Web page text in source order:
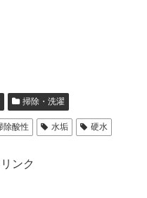
掃除・洗濯
除酸性 水垢 硬水
ンク